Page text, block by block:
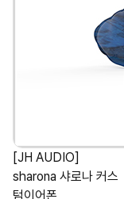
[JH AUDIO]
sharona 샤로나 커스
텀이어폰